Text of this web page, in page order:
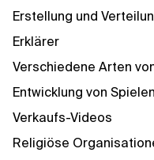
Erstellung und
Erklärer
Verschiedene Arten
Entwicklung von Spielen
Verkaufs-Videos
Religiöse